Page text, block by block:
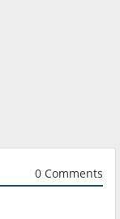
0 Comments